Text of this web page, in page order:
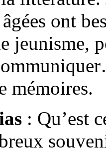
ont
jeunisme,
mémoires.
: Qu’est